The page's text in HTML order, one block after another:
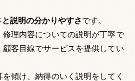
説明の分かりやすさです。
修理内容についての説明が丁寧で
客目線でサービスを提供してい
傾け、納得のいく説明をしてく